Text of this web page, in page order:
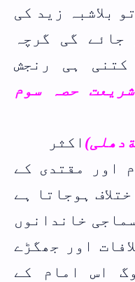
بلاشبہ زید کی
جائے گی گرچہ
کتنی ہی رنجش
حصہ سوم
اکثر
اور مقتدی کے
ہوجاتا ہے
خاندانوں
اور جھگڑے
اس امام کے